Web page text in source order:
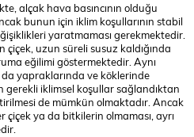
alçak hava basıncının olduğu
bunun için iklim koşullarının stabil
yaratmaması gerekmektedir.
çiçek, uzun süreli susuz kaldığında
eğilimi göstermektedir. Aynı
da yapraklarında ve köklerinde
iklimsel koşullar sağlandıktan
de mümkün olmaktadır. Ancak
çiçek ya da bitkilerin olmaması, ayrı